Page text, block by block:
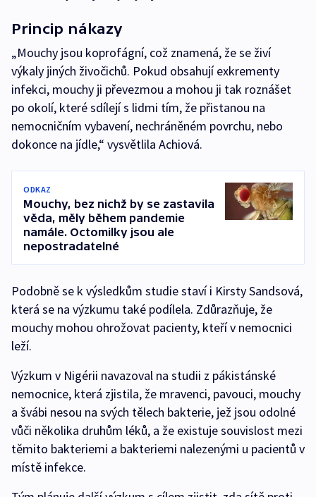
Princip nákazy
„Mouchy jsou koprofágní, což znamená, že se živí
výkaly jiných živočichů. Pokud obsahují exkrementy
infekci, mouchy ji převezmou a mohou ji tak roznášet
po okolí, které sdílejí s lidmi tím, že přistanou na
nemocničním vybavení, nechráněném povrchu, nebo
dokonce na jídle,“ vysvětlila Achiová.
ODKAZ
Mouchy, bez nichž by se zastavila
věda, měly během pandemie
namále. Octomilky jsou ale
nepostradatelné
Podobně se k výsledkům studie staví i Kirsty Sandsová,
která se na výzkumu také podílela. Zdůrazňuje, že
mouchy mohou ohrožovat pacienty, kteří v nemocnici
leží.
Výzkum v Nigérii navazoval na studii z pákistánské
nemocnice, která zjistila, že mravenci, pavouci, mouchy
a švábi nesou na svých tělech bakterie, jež jsou odolné
vůči několika druhům léků, a že existuje souvislost mezi
těmito bakteriemi a bakteriemi nalezenými u pacientů v
místě infekce.